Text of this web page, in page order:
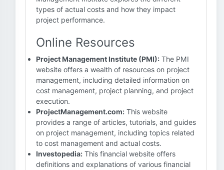
types of actual costs and how they impact
project performance.
Online Resources
Project Management Institute (PMI): The PMI
website offers a wealth of resources on project
management, including detailed information on
cost management, project planning, and project
execution.
ProjectManagement.com: This website
provides a range of articles, tutorials, and guides
on project management, including topics related
to cost management and actual costs.
Investopedia: This financial website offers
definitions and explanations of various financial